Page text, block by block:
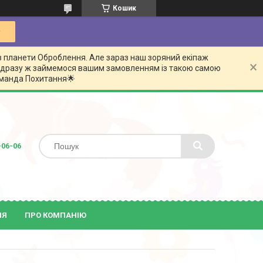
Кошик
планети Оброблення. Але зараз наш зоряний екіпаж
ж займемося вашим замовленням із такою самою
Похитання🌟
06
ПРО КОМПАНІЮ